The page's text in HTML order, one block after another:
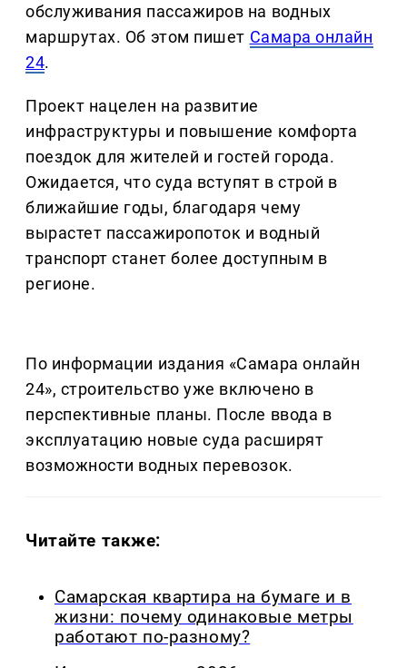
обслуживания пассажиров на водных
маршрутах. Об этом пишет Самара онлайн
24.
Проект нацелен на развитие
инфраструктуры и повышение комфорта
поездок для жителей и гостей города.
Ожидается, что суда вступят в строй в
ближайшие годы, благодаря чему
вырастет пассажиропоток и водный
транспорт станет более доступным в
регионе.
По информации издания «Самара онлайн
24», строительство уже включено в
перспективные планы. После ввода в
эксплуатацию новые суда расширят
возможности водных перевозок.
Читайте также:
Самарская квартира на бумаге и в
жизни: почему одинаковые метры
работают по-разному?